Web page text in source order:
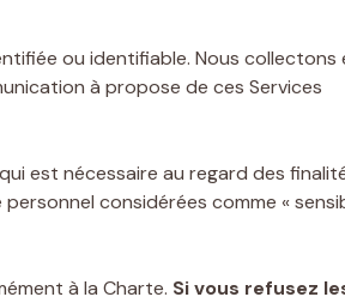
ou identifiable. Nous collectons
à propose de ces Services
est nécessaire au regard des
considérées comme «
à la Charte. Si vous refusez